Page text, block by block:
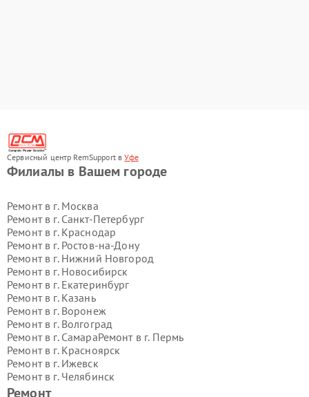
Сервисный центр RemSupport вУфе
Ремонт
Филиалы в Вашем городе
Ремонт в г. Москва
Ремонт в г. Санкт-Петербург
Ремонт в г. Краснодар
Ремонт в г. Ростов-на-Дону
Ремонт в г. Нижний Новгород
Ремонт в г. Новосибирск
Ремонт в г. Екатеринбург
Ремонт в г. Казань
Ремонт в г. Воронеж
Ремонт в г. Волгоград
Ремонт в г. СамараРемонт в г. Пермь
Ремонт в г. Красноярск
Ремонт в г. Ижевск
Ремонт в г. Челябинск
Ремонт в г.